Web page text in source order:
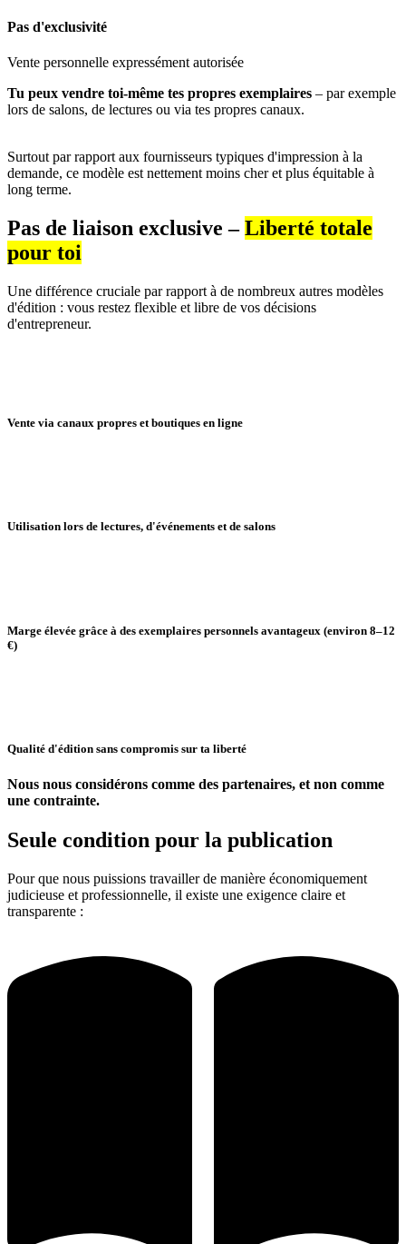
Pas d'exclusivité
Vente personnelle expressément autorisée
Tu peux vendre toi-même tes propres exemplaires – par exemple
lors de salons, de lectures ou via tes propres canaux.
Surtout par rapport aux fournisseurs typiques d'impression à la
demande, ce modèle est nettement moins cher et plus équitable à
long terme.
Pas de liaison exclusive –Liberté totale
pour toi
Une différence cruciale par rapport à de nombreux autres modèles
d'édition : vous restez flexible et libre de vos décisions
d'entrepreneur.
Vente via canaux propres et boutiques en ligne
Utilisation lors de lectures, d'événements et de salons
Marge élevée grâce à des exemplaires personnels avantageux (environ 8–12
€)
Qualité d'édition sans compromis sur ta liberté
Nous nous considérons comme des partenaires, et non comme
une contrainte.
Seule condition pour la publication
Pour que nous puissions travailler de manière économiquement
judicieuse et professionnelle, il existe une exigence claire et
transparente :